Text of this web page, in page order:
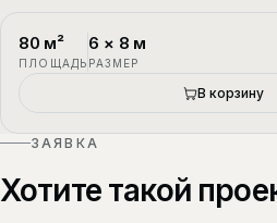
П-4
80 м²
ПЛОЩАДЬ
6 × 8 м
РАЗМЕР
В корзину
ЗАЯВКА
Хотите такой